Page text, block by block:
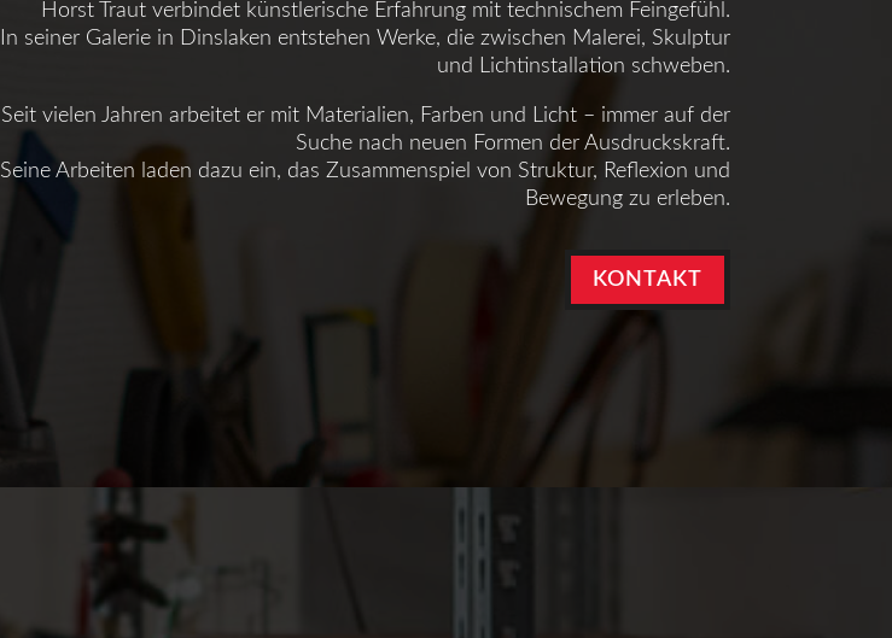
Horst Traut verbindet künstlerische Erfahrung mit technischem Feingefühl.
In seiner Galerie in Dinslaken entstehen Werke, die zwischen Malerei, Skulptur
und Lichtinstallation schweben.
Seit vielen Jahren arbeitet er mit Materialien, Farben und Licht – immer auf der
Suche nach neuen Formen der Ausdruckskraft.
Seine Arbeiten laden dazu ein, das Zusammenspiel von Struktur, Reflexion und
Bewegung zu erleben.
KONTAKT